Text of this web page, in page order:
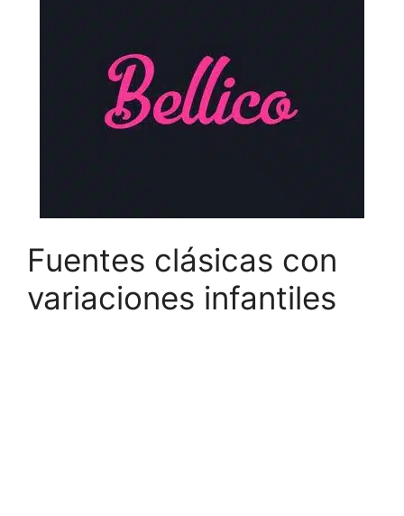
Fuentes clásicas con
variaciones infantiles